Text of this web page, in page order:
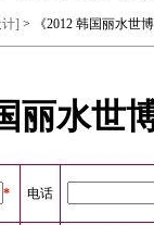
] > 《2012 韩国丽水世
丽水
* 电话